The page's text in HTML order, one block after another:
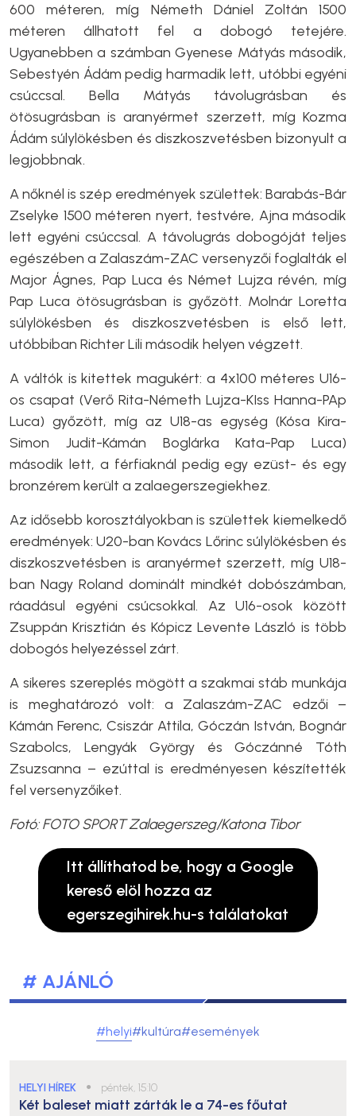
600 méteren, míg Németh Dániel Zoltán 1500
méteren állhatott fel a dobogó tetejére.
Ugyanebben a számban Gyenese Mátyás második,
Sebestyén Ádám pedig harmadik lett, utóbbi egyéni
csúccsal. Bella Mátyás távolugrásban és
ötösugrásban is aranyérmet szerzett, míg Kozma
Ádám súlylökésben és diszkoszvetésben bizonyult a
legjobbnak.
A nőknél is szép eredmények születtek: Barabás-Bár
Zselyke 1500 méteren nyert, testvére, Ajna második
lett egyéni csúccsal. A távolugrás dobogóját teljes
egészében a Zalaszám-ZAC versenyzői foglalták el
Major Ágnes, Pap Luca és Német Lujza révén, míg
Pap Luca ötösugrásban is győzött. Molnár Loretta
súlylökésben és diszkoszvetésben is első lett,
utóbbiban Richter Lili második helyen végzett.
A váltók is kitettek magukért: a 4x100 méteres U16-
os csapat (Verő Rita-Németh Lujza-KIss Hanna-PAp
Luca) győzött, míg az U18-as egység (Kósa Kira-
Simon Judit-Kámán Boglárka Kata-Pap Luca)
második lett, a férfiaknál pedig egy ezüst- és egy
bronzérem került a zalaegerszegiekhez.
Az idősebb korosztályokban is születtek kiemelkedő
eredmények: U20-ban Kovács Lőrinc súlylökésben és
diszkoszvetésben is aranyérmet szerzett, míg U18-
ban Nagy Roland dominált mindkét dobószámban,
ráadásul egyéni csúcsokkal. Az U16-osok között
Zsuppán Krisztián és Kópicz Levente László is több
dobogós helyezéssel zárt.
A sikeres szereplés mögött a szakmai stáb munkája
is meghatározó volt: a Zalaszám-ZAC edzői –
Kámán Ferenc, Csiszár Attila, Góczán István, Bognár
Szabolcs, Lengyák György és Góczánné Tóth
Zsuzsanna – ezúttal is eredményesen készítették
fel versenyzőiket.
Fotó: FOTO SPORT Zalaegerszeg/Katona Tibor
Itt állíthatod be, hogy a Google
kereső elöl hozza az
egerszegihirek.hu-s találatokat
# AJÁNLÓ
#helyi#kultúra#események
HELYI HÍREK ● péntek, 15:10
Két baleset miatt zárták le a 74-es főutat